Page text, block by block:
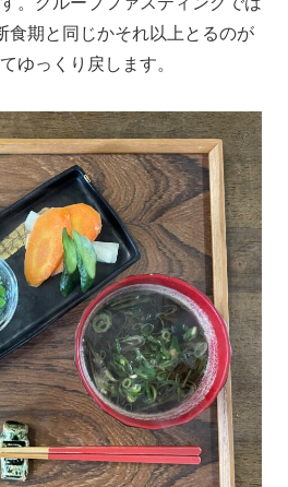
食期と同じかそれ以上とるのが
ゆっくり戻します。